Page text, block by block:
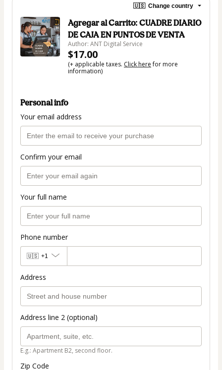
🇺🇸 Change country
Agregar al Carrito: CUADRE DIARIO
DE CAJA EN PUNTOS DE VENTA
Author: ANT Digital Service
$17.00
(+ applicable taxes. Click herefor more
information)
Personal info
Your email address
Confirm your email
Your full name
Phone number
🇺🇸 +1
Address
Address line 2 (optional)
E.g.: Apartment B2, second floor.
Zip Code